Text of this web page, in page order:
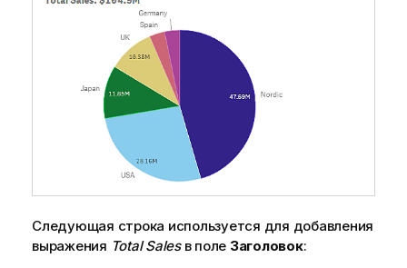
Следующая строка используется для добавления
выражения Total Salesв поле Заголовок: